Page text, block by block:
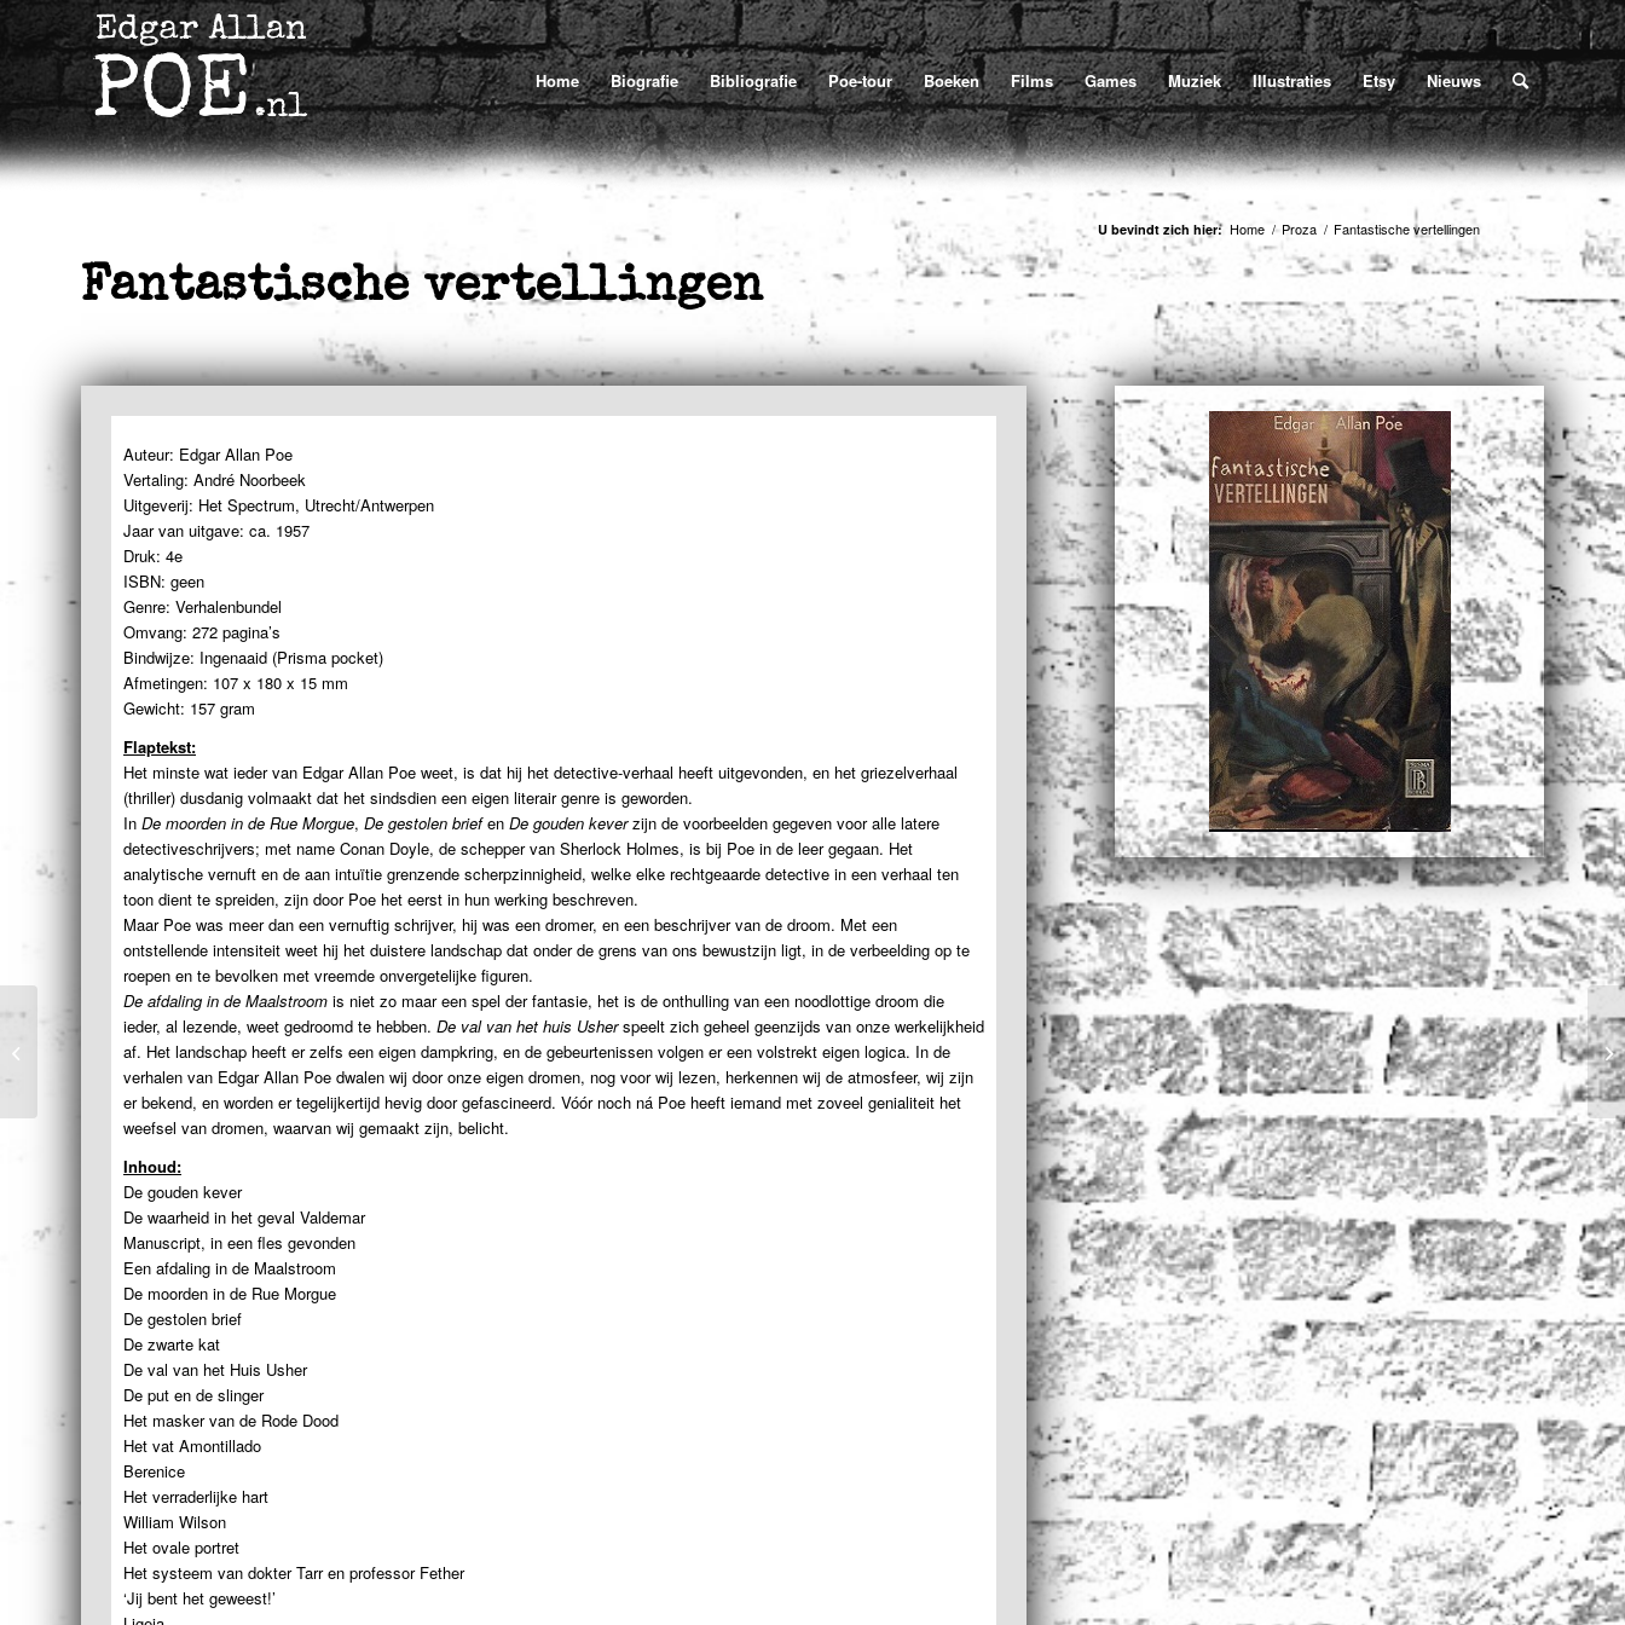
Home Biografie Bibliografie Poe-tour Boeken Films Games Muziek Illustraties Etsy Nieuws
U bevindt zich hier: Home / Proza / Fantastische vertellingen
U bevindt zich hier: Home / Proza / Fantastische vertellingen
Fantastische vertellingen
Auteur: Edgar Allan Poe
Vertaling: André Noorbeek
Uitgeverij: Het Spectrum, Utrecht/Antwerpen
Jaar van uitgave: ca. 1957
Druk: 4e
ISBN: geen
Genre: Verhalenbundel
Omvang: 272 pagina’s
Bindwijze: Ingenaaid (Prisma pocket)
Afmetingen: 107 x 180 x 15 mm
Gewicht: 157 gram
Flaptekst:
Het minste wat ieder van Edgar Allan Poe weet, is dat hij het detective-verhaal heeft uitgevonden, en het griezelverhaal
(thriller) dusdanig volmaakt dat het sindsdien een eigen literair genre is geworden.
In De moorden in de Rue Morgue, De gestolen briefen De gouden keverzijn de voorbeelden gegeven voor alle latere
detectiveschrijvers; met name Conan Doyle, de schepper van Sherlock Holmes, is bij Poe in de leer gegaan. Het
analytische vernuft en de aan intuïtie grenzende scherpzinnigheid, welke elke rechtgeaarde detective in een verhaal ten
toon dient te spreiden, zijn door Poe het eerst in hun werking beschreven.
Maar Poe was meer dan een vernuftig schrijver, hij was een dromer, en een beschrijver van de droom. Met een
ontstellende intensiteit weet hij het duistere landschap dat onder de grens van ons bewustzijn ligt, in de verbeelding op te
roepen en te bevolken met vreemde onvergetelijke figuren.
De afdaling in de Maalstroom is niet zo maar een spel der fantasie, het is de onthulling van een noodlottige droom die
ieder, al lezende, weet gedroomd te hebben. De val van het huis Usherspeelt zich geheel geenzijds van onze werkelijkheid
af. Het landschap heeft er zelfs een eigen dampkring, en de gebeurtenissen volgen er een volstrekt eigen logica. In de
verhalen van Edgar Allan Poe dwalen wij door onze eigen dromen, nog voor wij lezen, herkennen wij de atmosfeer, wij zijn
er bekend, en worden er tegelijkertijd hevig door gefascineerd. Vóór noch ná Poe heeft iemand met zoveel genialiteit het
weefsel van dromen, waarvan wij gemaakt zijn, belicht.
Inhoud:
De gouden kever
De waarheid in het geval Valdemar
Manuscript, in een fles gevonden
Een afdaling in de Maalstroom
De moorden in de Rue Morgue
De gestolen brief
De zwarte kat
De val van het Huis Usher
De put en de slinger
Het masker van de Rode Dood
Het vat Amontillado
Berenice
Het verraderlijke hart
William Wilson
Het ovale portret
Het systeem van dokter Tarr en professor Fether
‘Jij bent het geweest!’
Vierde letter-greep